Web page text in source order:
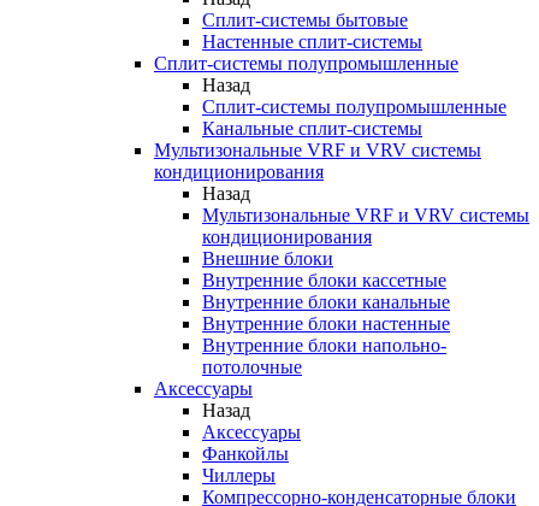
Сплит-системы бытовые
Настенные сплит-системы
Сплит-системы полупромышленные
Назад
Сплит-системы полупромышленные
Канальные сплит-системы
Мультизональные VRF и VRV системы
кондиционирования
Назад
Мультизональные VRF и VRV системы
кондиционирования
Внешние блоки
Внутренние блоки кассетные
Внутренние блоки канальные
Внутренние блоки настенные
Внутренние блоки напольно-
потолочные
Аксессуары
Назад
Аксессуары
Фанкойлы
Чиллеры
Компрессорно-конденсаторные блоки